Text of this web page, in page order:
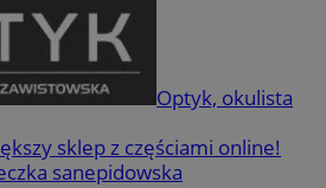
Optyk, okulista
sklep z częściami online!
sanepidowska